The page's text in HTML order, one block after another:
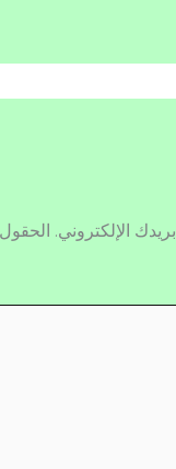
الإلكتروني. الحقول